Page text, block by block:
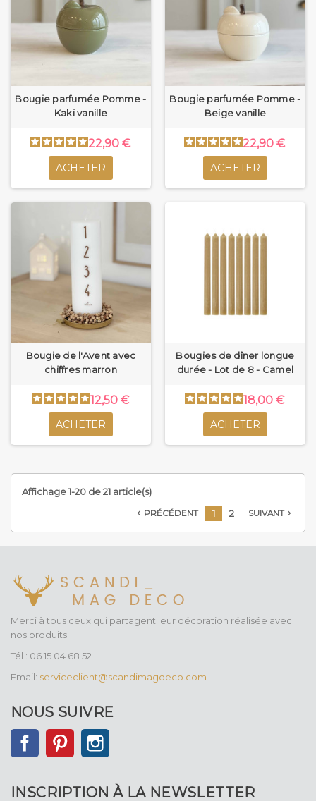
Bougie parfumée Pomme -
Kaki vanille
22,90 €
ACHETER
Bougie parfumée Pomme -
Beige vanille
22,90 €
ACHETER
Bougie de l'Avent avec
chiffres marron
12,50 €
ACHETER
Bougies de dîner longue
durée - Lot de 8 - Camel
18,00 €
ACHETER
Affichage 1-20 de 21 article(s)
 PRÉCÉDENT 1 2 SUIVANT
Merci à tous ceux qui partagent leur décoration réalisée avec
nos produits
Tél : 06 15 04 68 52
Email: serviceclient@scandimagdeco.com
NOUS SUIVRE
FacebookPinterest
INSCRIPTION À LA NEWSLETTER